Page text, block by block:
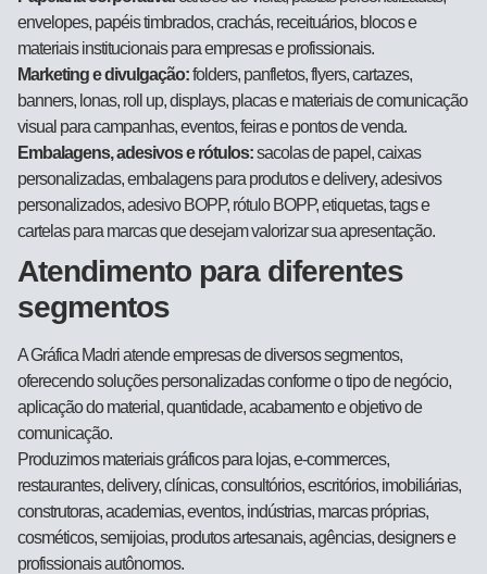
envelopes, papéis timbrados, crachás, receituários, blocos e
materiais institucionais para empresas e profissionais.
Marketing e divulgação:folders, panfletos, flyers, cartazes,
banners, lonas, roll up, displays, placas e materiais de comunicação
visual para campanhas, eventos, feiras e pontos de venda.
Embalagens, adesivos e rótulos:sacolas de papel, caixas
personalizadas, embalagens para produtos e delivery, adesivos
personalizados, adesivo BOPP, rótulo BOPP, etiquetas, tags e
cartelas para marcas que desejam valorizar sua apresentação.
Atendimento para diferentes
segmentos
A Gráfica Madri atende empresas de diversos segmentos,
oferecendo soluções personalizadas conforme o tipo de negócio,
aplicação do material, quantidade, acabamento e objetivo de
comunicação.
Produzimos materiais gráficos para lojas, e-commerces,
restaurantes, delivery, clínicas, consultórios, escritórios, imobiliárias,
construtoras, academias, eventos, indústrias, marcas próprias,
cosméticos, semijoias, produtos artesanais, agências, designers e
profissionais autônomos.